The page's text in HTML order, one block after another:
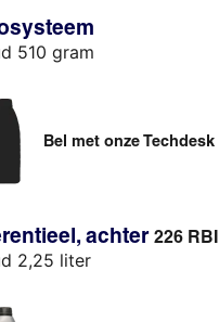
510 gram
Bel met onze Techdesk
achter 226 RBI
2,25 liter